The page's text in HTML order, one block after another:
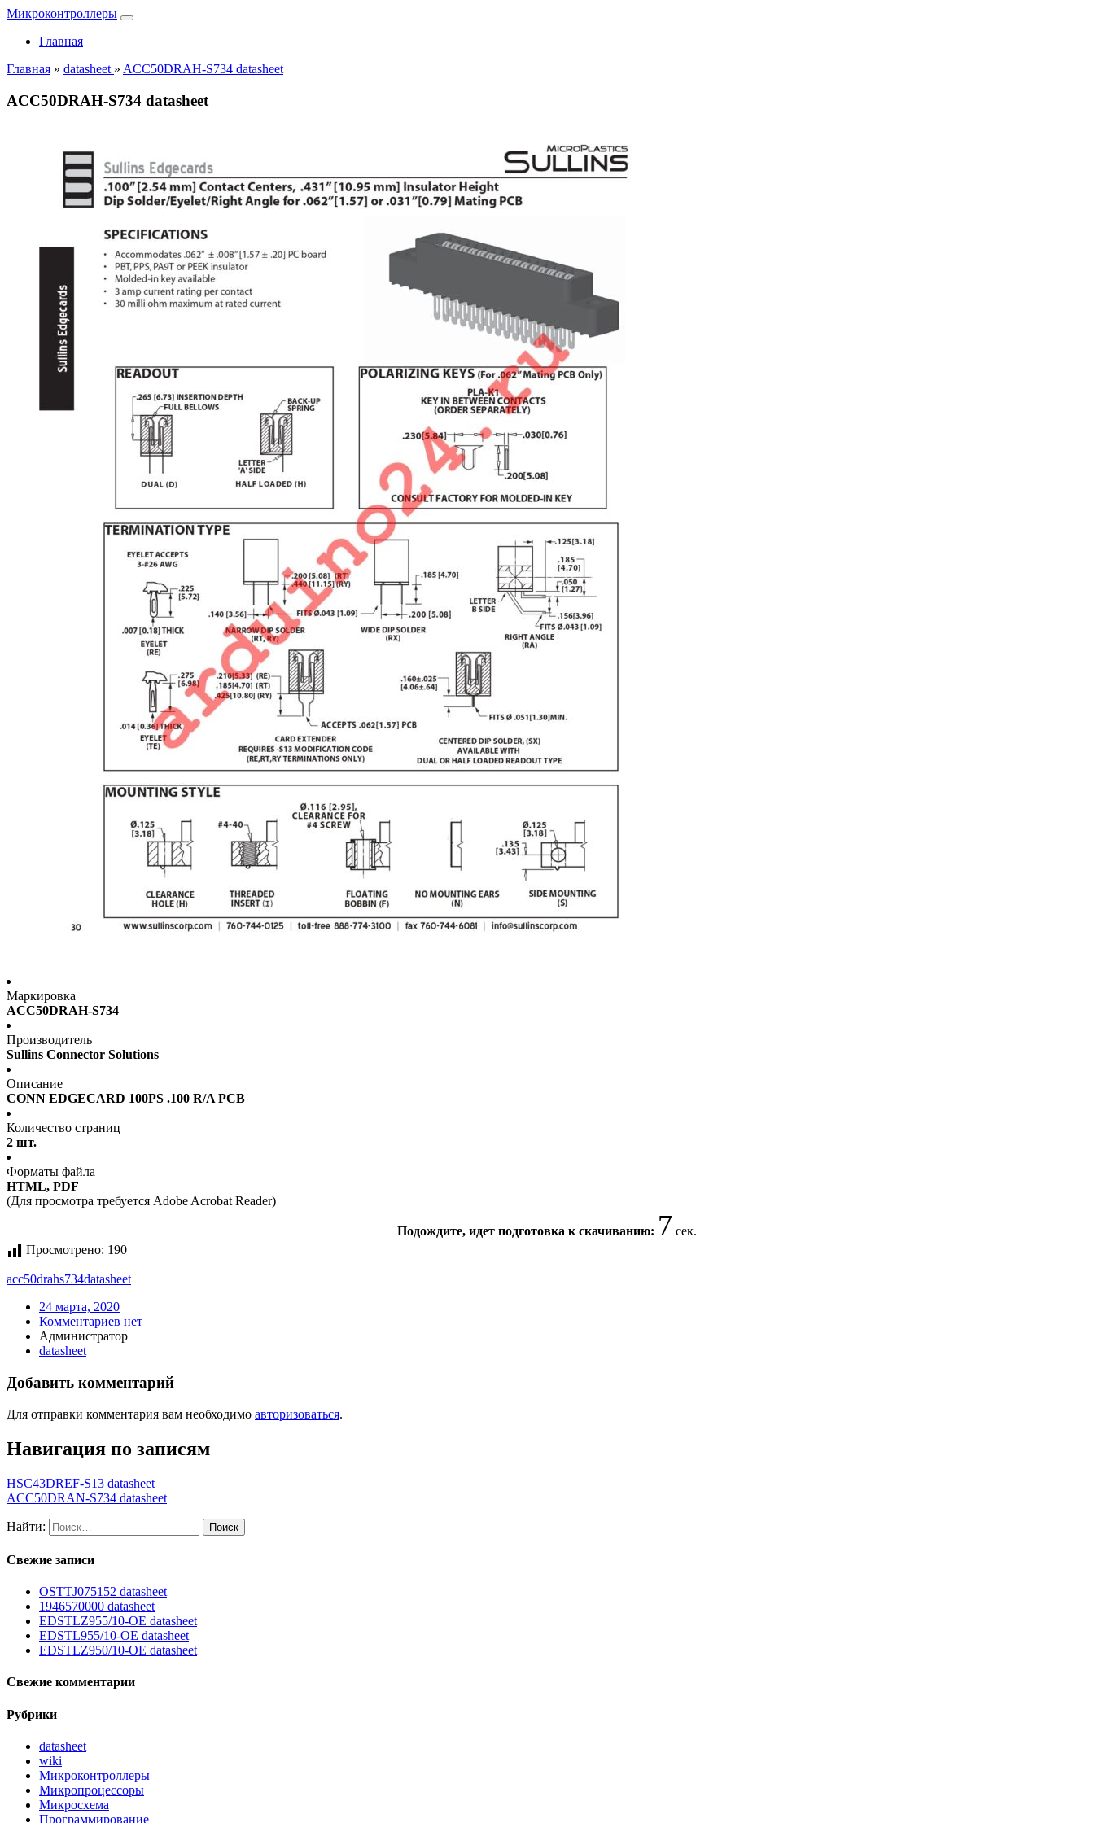
Микроконтроллеры
Главная
Главная » datasheet » ACC50DRAH-S734 datasheet
ACC50DRAH-S734 datasheet
Маркировка
ACC50DRAH-S734
Производитель
Sullins Connector Solutions
Описание
CONN EDGECARD 100PS .100 R/A PCB
Количество страниц
2 шт.
Форматы файла
HTML, PDF
(Для просмотра требуется Adobe Acrobat Reader)
Подождите, идет подготовка к скачиванию: 6 сек.
Просмотрено: 190
acc50drahs734datasheet
24 марта, 2020
Комментариев нет
Администратор
datasheet
Добавить комментарий
Для отправки комментария вам необходимо авторизоваться.
Навигация по записям
HSC43DREF-S13 datasheet
ACC50DRAN-S734 datasheet
Найти:
Свежие записи
OSTTJ075152 datasheet
1946570000 datasheet
EDSTLZ955/10-OE datasheet
EDSTL955/10-OE datasheet
EDSTLZ950/10-OE datasheet
Свежие комментарии
Рубрики
datasheet
wiki
Микроконтроллеры
Микропроцессоры
Микросхема
Программирование